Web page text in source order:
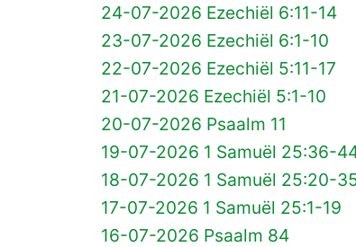
24-07-2026 Ezechiël 6:11-14
23-07-2026 Ezechiël 6:1-10
22-07-2026 Ezechiël 5:11-17
21-07-2026 Ezechiël 5:1-10
20-07-2026 Psaalm 11
19-07-2026 1 Samuël 25:36-
18-07-2026 1 Samuël 25:20-
17-07-2026 1 Samuël 25:1-19
16-07-2026 Psaalm 84